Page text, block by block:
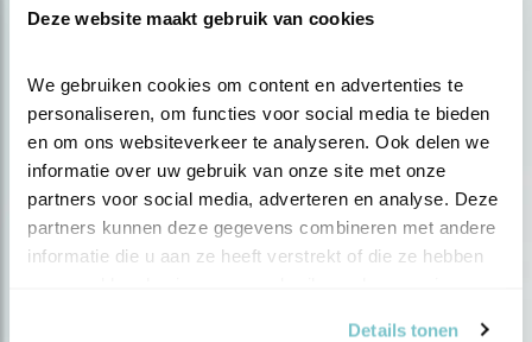
Deze website maakt gebruik van cookies
We gebruiken cookies om content en advertenties te
personaliseren, om functies voor social media te bieden
en om ons websiteverkeer te analyseren. Ook delen we
informatie over uw gebruik van onze site met onze
partners voor social media, adverteren en analyse. Deze
partners kunnen deze gegevens combineren met andere
informatie die u aan ze heeft verstrekt of die ze hebben
Details tonen